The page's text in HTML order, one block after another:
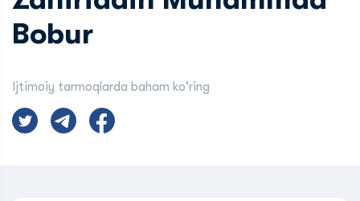
Bobur
Ijtimoiy tarmoqlarda baham ko'ring